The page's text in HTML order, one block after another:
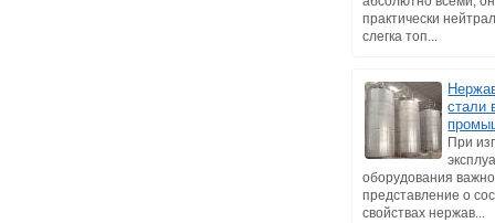
практически
слегка топ...
стали
При
оборудования
представление о
свойствах нержав...